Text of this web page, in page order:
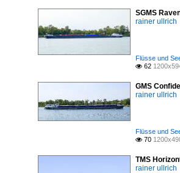
SGMS
rainer ullrich
Flüsse und
 62
GMS
rainer ullrich
Flüsse und
 70
TMS
rainer ullrich